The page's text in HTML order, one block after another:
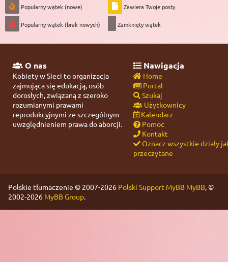
Popularny wątek (nowe)
Popularny wątek (brak nowych)
Zawiera Twoje posty
Zamknięty wątek
O nas
Kobiety w Sieci to organizacja
zajmująca się edukacją, osób
dorosłych, związaną z szeroko
rozumianymi prawami
reprodukcyjnymi ze szczególnym
uwzględnieniem prawa do aborcji.
Nawigacja
Home
Portal
Szukaj
Użytkownicy
Kalendarz
Pomoc
Kontakt
Oznacz wszystkie działy
przeczytane
Polskie tłumaczenie © 2007-2026 Polski Support MyBB MyBB, ©
2002-2026 MyBB Group.